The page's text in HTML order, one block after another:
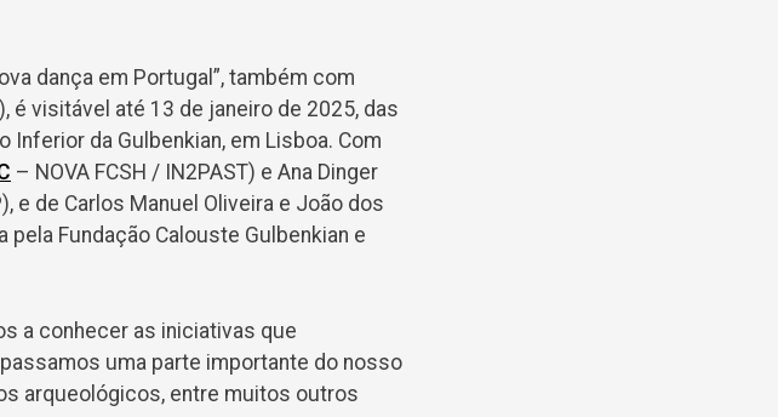
dança em Portugal”, também com
é visitável até 13 de janeiro de 2025, das
Inferior da Gulbenkian, em Lisboa. Com
– NOVA FCSH / IN2PAST) e Ana Dinger
e de Carlos Manuel Oliveira e João dos
Fundação Calouste Gulbenkian e
a conhecer as iniciativas que
uma parte importante do nosso
arqueológicos, entre muitos outros